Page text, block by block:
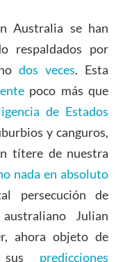
Australia se han
respaldados por
dos veces. Esta
poco más que
de Estados
y canguros,
títere de nuestra
nada en absoluto
persecución de
Julian
ahora objeto de
sus predicciones